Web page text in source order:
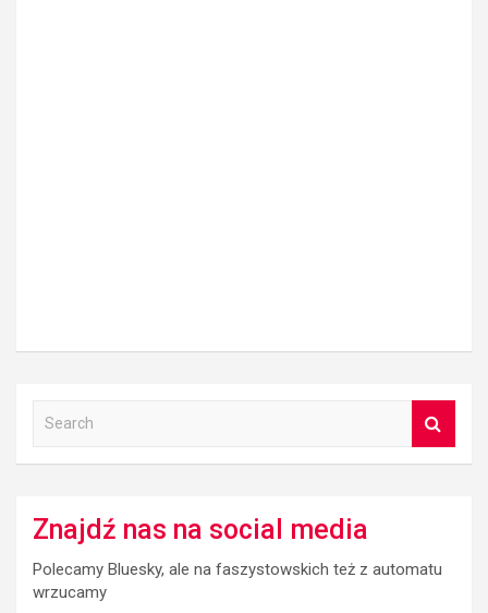
h
Znajdź nas na social media
Polecamy Bluesky, ale na faszystowskich też z automatu
wrzucamy